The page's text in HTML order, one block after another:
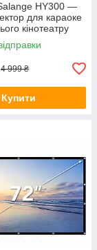
HY300 —
для караоке
кінотеатру
4 999 ₴
Купити